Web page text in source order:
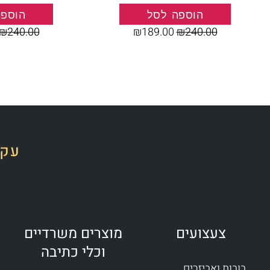
הוספה לסל
₪240.00
₪189.00
240.00
צעצועים
מוצרים משרדיים
וכלי כתיבה